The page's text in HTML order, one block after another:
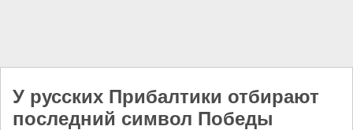
У русских Прибалтики отбирают
последний символ Победы